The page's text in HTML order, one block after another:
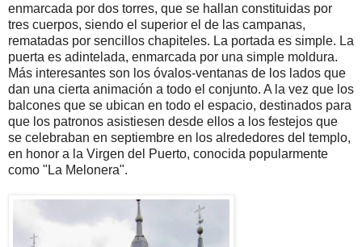
enmarcada por dos torres, que se hallan constituidas por
tres cuerpos, siendo el superior el de las campanas,
rematadas por sencillos chapiteles. La portada es simple. La
puerta es adintelada, enmarcada por una simple moldura.
Más interesantes son los óvalos-ventanas de los lados que
dan una cierta animación a todo el conjunto. A la vez que los
balcones que se ubican en todo el espacio, destinados para
que los patronos asistiesen desde ellos a los festejos que
se celebraban en septiembre en los alrededores del templo,
en honor a la Virgen del Puerto, conocida popularmente
como "La Melonera".